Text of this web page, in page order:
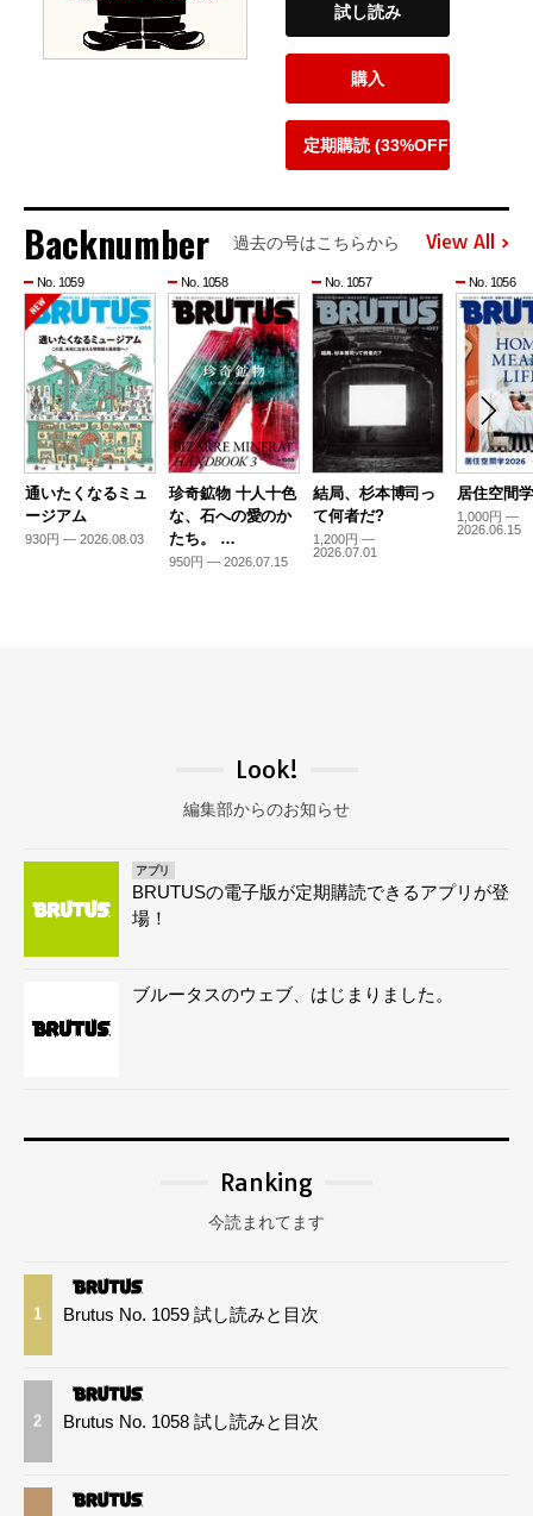
試し読み
購入
定期購読 (33%OFF)
Backnumber 過去の号はこちらから View All
No. 1059
通いたくなるミュ
ージアム
930円 — 2026.08.03
No. 1058
珍奇鉱物 十人十色
な、石への愛のか
たち。 …
950円 — 2026.07.15
No. 1057
結局、杉本博司っ
て何者だ?
1,200円 —
2026.07.01
No. 1056
居住空間
1,000円 —
2026.06.15
Look!
編集部からのお知らせ
アプリ
BRUTUSの電子版が定期購読できるアプリが登
場！
ブルータスのウェブ、はじまりました。
Ranking
今読まれてます
1 Brutus No. 1059 試し読みと目次
2 Brutus No. 1058 試し読みと目次